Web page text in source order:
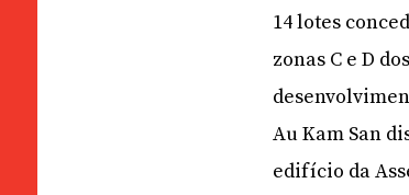
14 lotes
zonas C e D
Au Kam San
edifício da